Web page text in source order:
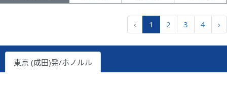
‹ 1 2 3 4 ›
東京 (成田)発/ホノルル